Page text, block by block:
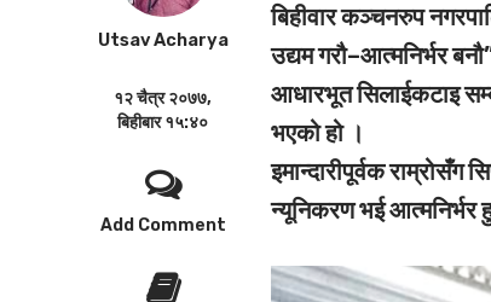
Utsav Acharya
१२ चैत्र २०७७,
बिहीबार १५:४०
Add Comment
बिहीवार कञ्चनरुप
उद्यम गरौ–आत्मनिर्भर
आधारभूत सिलाईकटाइ
भएको हो ।
इमान्दारीपूर्वक
न्यूनिकरण भई आत्मनिर्भर